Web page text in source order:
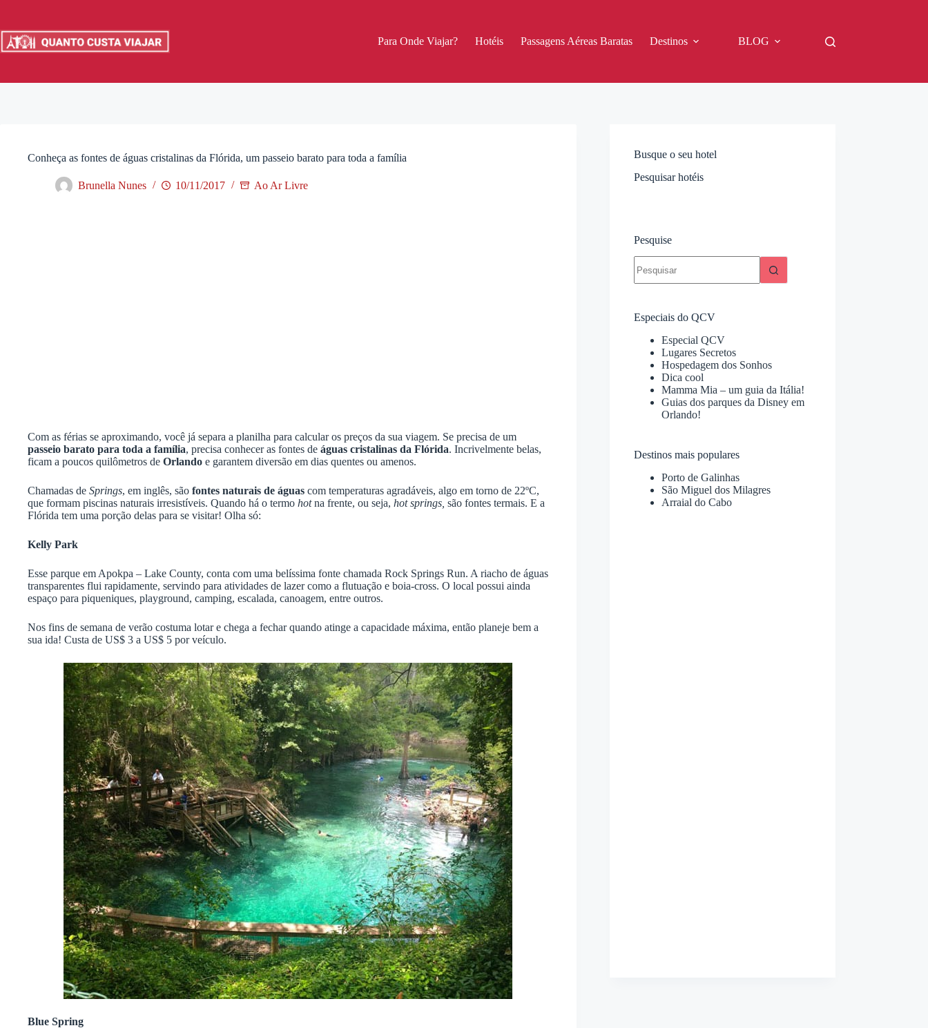
o
conteúdo
Para Onde Viajar? Hotéis Passagens Aéreas Baratas Destinos BLOG
Conheça as fontes de águas cristalinas da Flórida, um passeio barato para toda a família
Brunella Nunes 10/11/2017 Ao Ar Livre
Com as férias se aproximando, você já separa a planilha para calcular os preços da sua viagem. Se precisa de um
passeio barato para toda a família, precisa conhecer as fontes de águas cristalinas da Flórida. Incrivelmente belas,
ficam a poucos quilômetros de Orlando e garantem diversão em dias quentes ou amenos.
Chamadas de Springs, em inglês, são fontes naturais de águas com temperaturas agradáveis, algo em torno de 22ºC,
que formam piscinas naturais irresistíveis. Quando há o termo hotna frente, ou seja, hot springs, são fontes termais. E a
Flórida tem uma porção delas para se visitar! Olha só:
Kelly Park
Esse parque em Apokpa – Lake County, conta com uma belíssima fonte chamada Rock Springs Run. A riacho de águas
transparentes flui rapidamente, servindo para atividades de lazer como a flutuação e boia-cross. O local possui ainda
espaço para piqueniques, playground, camping, escalada, canoagem, entre outros.
Nos fins de semana de verão costuma lotar e chega a fechar quando atinge a capacidade máxima, então planeje bem a
sua ida! Custa de US$ 3 a US$ 5 por veículo.
Blue Spring
Busque o seu hotel
Pesquisar hotéis
Pesquise
resultados
Especiais do QCV
Especial QCV
Lugares Secretos
Hospedagem dos Sonhos
Dica cool
Mamma Mia – um guia da Itália!
Guias dos parques da Disney em
Orlando!
Destinos mais populares
Porto de Galinhas
São Miguel dos Milagres
Arraial do Cabo